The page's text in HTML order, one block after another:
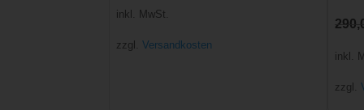
inkl. MwSt.
zzgl.Versandkosten
inkl.
zzgl.